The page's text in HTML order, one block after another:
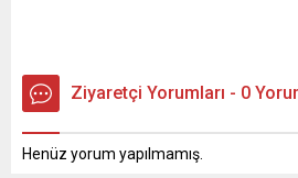
Ziyaretçi Yorumları - 0
Henüz yorum yapılmamış.